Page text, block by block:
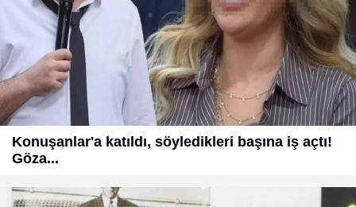
Konuşanlar'a katıldı, söyledikleri başına iş açtı!
Göza...